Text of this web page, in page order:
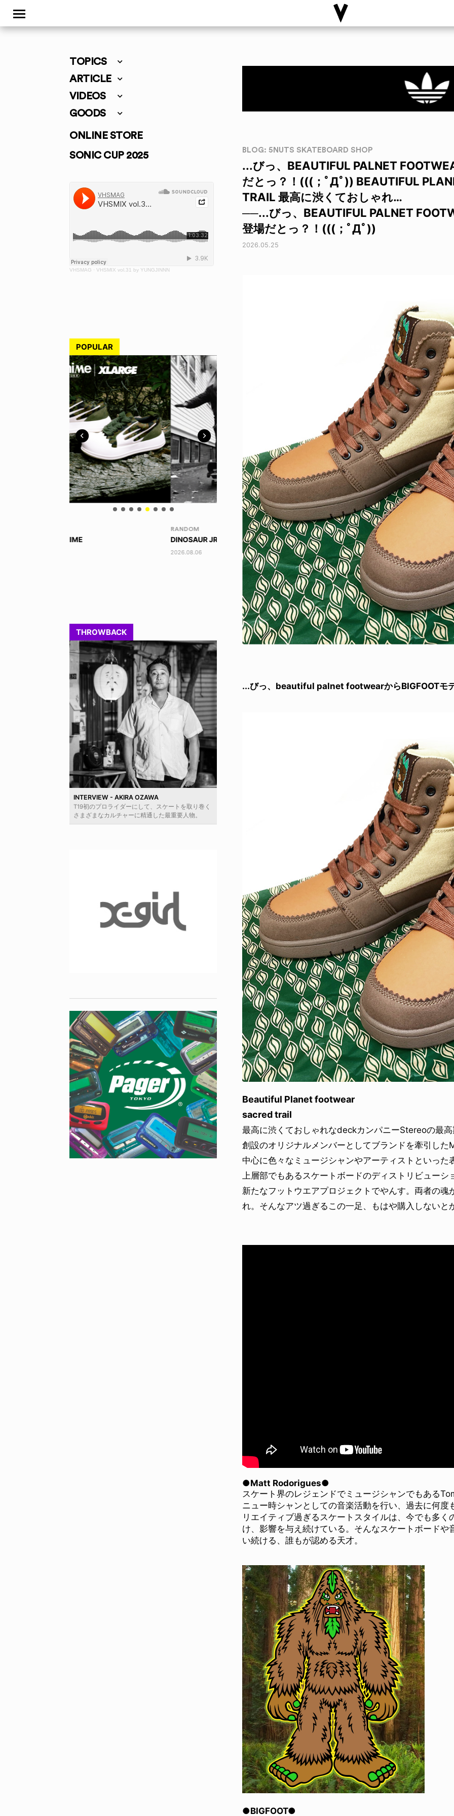
TOPICS
ARTICLE
VIDEOS
GOODS
ONLINE STORE
SONIC CUP 2025
VHSMAG · VHSMIX vol.31 by YUNGJINNN
POPULAR
DINOSAUR JR.
VOICE OF FREEDOM
AKIRA OZAWA / 尾澤 彰
2021.09.02
VOICE OF FREEDOM
TONY ALVA (ENGLISH)
2026.08.07
THROWBACK
INTERVIEW - AKIRA OZAWA
T19初のプロライダーにして、スケートを取り巻く
さまざまなカルチャーに精通した最重要人物。
BLOG: 5NUTS SKATEBOARD SHOP
...びっ、BEAUTIFUL PALNET
だとっ？！(((；ﾟДﾟ)) BEAUTIFUL
TRAIL 最高に渋くておしゃれ…
──...びっ、BEAUTIFUL PALNET
登場だとっ？！(((；ﾟДﾟ))
2026.05.25
...びっ、beautiful palnet footwearからBIGFOOTモ
Beautiful Planet footwear
sacred trail
最高に渋くておしゃれなdeckカンパニーStereoの最
創設のオリジナルメンバーとしてブランドを牽引し
中心に色々なミュージシャンやアーティストといっ
上層部でもあるスケートボードのディストリビュー
新たなフットウエアプロジェクトでやんす。両者の
れ。そんなアツ過ぎるこの一足、もはや購入しないと
●Matt Rodorigues●
スケート界のレジェンドでミュージシャンでもある
ニュー時シャンとしての音楽活動を行い、過去に何度
リエイティブ過ぎるスケートスタイルは、今でも多
け、影響を与え続けている。そんなスケートボード
い続ける、誰もが認める天才。
●BIGFOOT●